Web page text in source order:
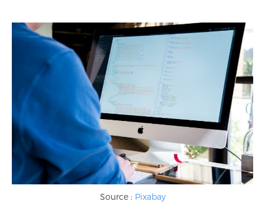
Source : Pixabay